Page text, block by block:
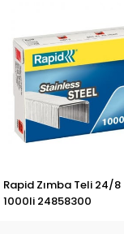
Rapid Zımba Teli 24/8
1000li 24858300